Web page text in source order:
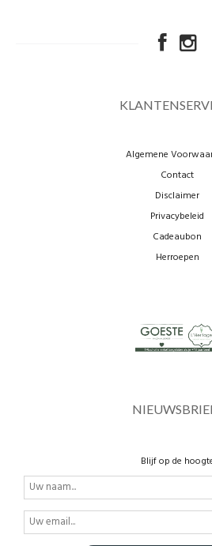
Algemene
Contact
Disclaimer
Privacybeleid
Cadeaubon
Herroepen
Blijf op de